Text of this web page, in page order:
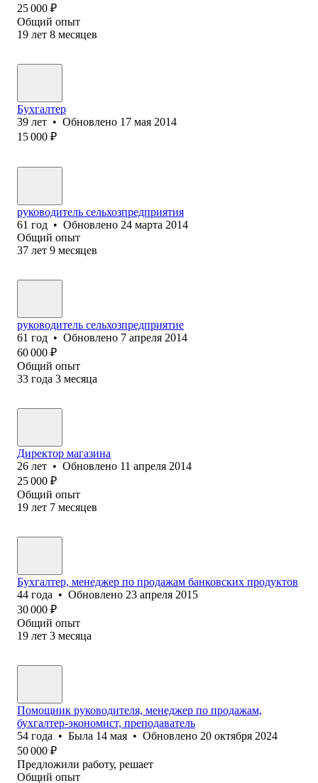
25 000 ₽
Общий опыт
19 лет 8 месяцев
Бухгалтер
39 лет • Обновлено 17 мая 2014
15 000 ₽
руководитель сельхозпредприятия
61 год • Обновлено 24 марта 2014
Общий опыт
37 лет 9 месяцев
руководитель сельхозпредприятие
61 год • Обновлено 7 апреля 2014
60 000 ₽
Общий опыт
33 года 3 месяца
Директор магазина
26 лет • Обновлено 11 апреля 2014
25 000 ₽
Общий опыт
19 лет 7 месяцев
Бухгалтер, менеджер по продажам банковских продуктов
44 года • Обновлено 23 апреля 2015
30 000 ₽
Общий опыт
19 лет 3 месяца
Помощник руководителя, менеджер по продажам,
бухгалтер-экономист, преподаватель
54 года • Была 14 мая • Обновлено 20 октября 2024
50 000 ₽
Предложили работу, решает
Общий опыт